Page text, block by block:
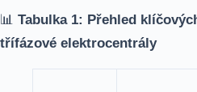
📊 Tabulka 1: Přehled
třífázové elektrocentrály